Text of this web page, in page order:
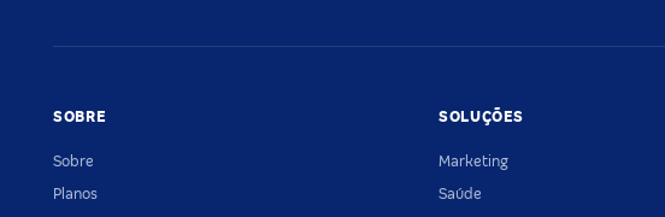
SOBRE
Sobre
Planos
SOLUÇÕES
Marketing
Saúde